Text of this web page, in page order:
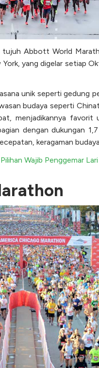
Abbott World
yang digelar setiap
unik seperti gedung
budaya seperti
menjadikannya favorit
dengan dukungan
keragaman
Wajib Penggemar